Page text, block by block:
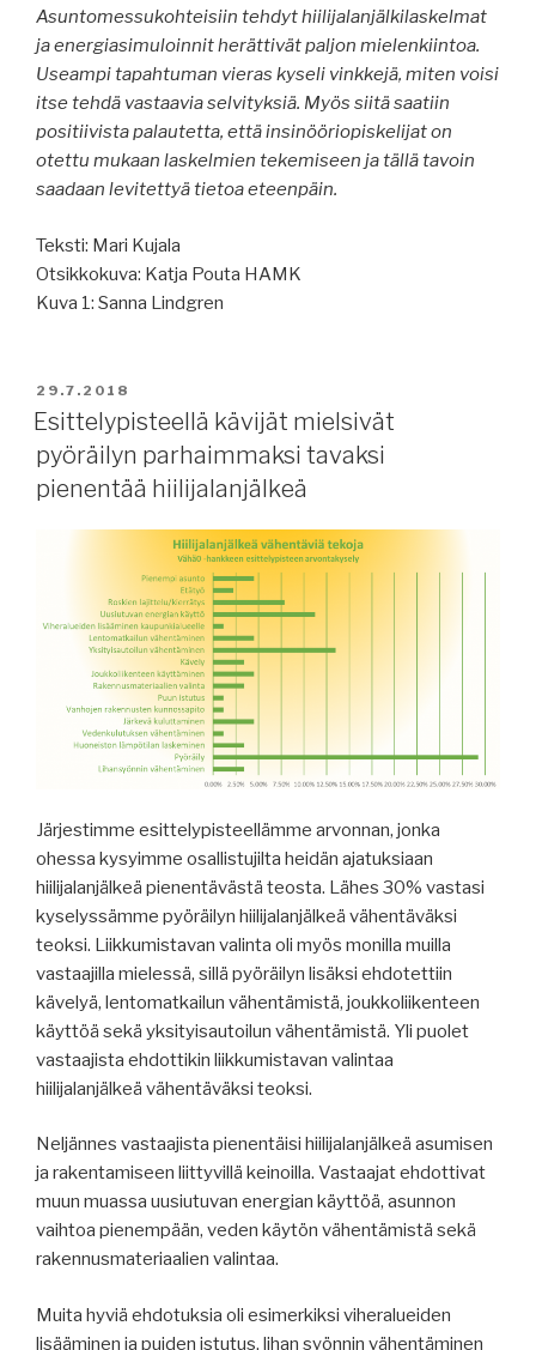
Asuntomessukohteisiin tehdyt hiilijalanjälkilaskelmat
ja energiasimuloinnit herättivät paljon mielenkiintoa.
Useampi tapahtuman vieras kyseli vinkkejä, miten voisi
itse tehdä vastaavia selvityksiä. Myös siitä saatiin
positiivista palautetta, että insinööriopiskelijat on
otettu mukaan laskelmien tekemiseen ja tällä tavoin
saadaan levitettyä tietoa eteenpäin.
Teksti: Mari Kujala
Otsikkokuva: Katja Pouta HAMK
Kuva 1: Sanna Lindgren
JULKAISTU
29.7.2018
Esittelypisteellä kävijät mielsivät
pyöräilyn parhaimmaksi tavaksi
pienentää hiilijalanjälkeä
Järjestimme esittelypisteellämme arvonnan, jonka
ohessa kysyimme osallistujilta heidän ajatuksiaan
hiilijalanjälkeä pienentävästä teosta. Lähes 30% vastasi
kyselyssämme pyöräilyn hiilijalanjälkeä vähentäväksi
teoksi. Liikkumistavan valinta oli myös monilla muilla
vastaajilla mielessä, sillä pyöräilyn lisäksi ehdotettiin
kävelyä, lentomatkailun vähentämistä, joukkoliikenteen
käyttöä sekä yksityisautoilun vähentämistä. Yli puolet
vastaajista ehdottikin liikkumistavan valintaa
hiilijalanjälkeä vähentäväksi teoksi.
Neljännes vastaajista pienentäisi hiilijalanjälkeä asumisen
ja rakentamiseen liittyvillä keinoilla. Vastaajat ehdottivat
muun muassa uusiutuvan energian käyttöä, asunnon
vaihtoa pienempään, veden käytön vähentämistä sekä
rakennusmateriaalien valintaa.
Muita hyviä ehdotuksia oli esimerkiksi viheralueiden
lisääminen ja puiden istutus, lihan syönnin vähentäminen